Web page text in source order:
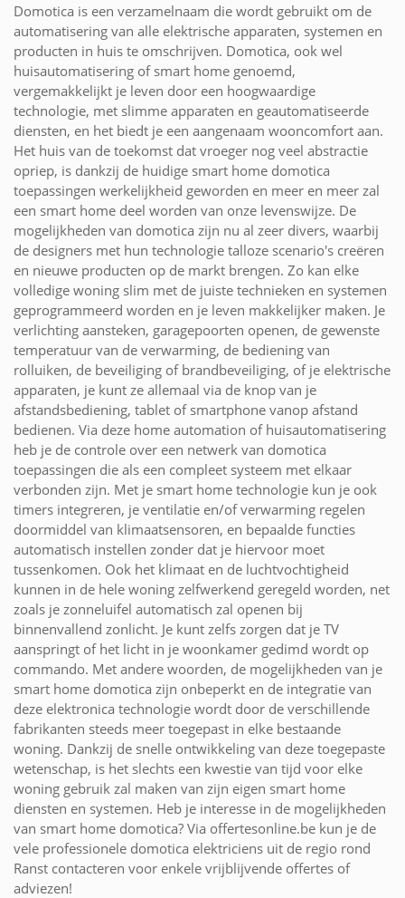
Domotica is een verzamelnaam die wordt gebruikt om de
automatisering van alle elektrische apparaten, systemen en
producten in huis te omschrijven. Domotica, ook wel
huisautomatisering of smart home genoemd,
vergemakkelijkt je leven door een hoogwaardige
technologie, met slimme apparaten en geautomatiseerde
diensten, en het biedt je een aangenaam wooncomfort aan.
Het huis van de toekomst dat vroeger nog veel abstractie
opriep, is dankzij de huidige smart home domotica
toepassingen werkelijkheid geworden en meer en meer zal
een smart home deel worden van onze levenswijze. De
mogelijkheden van domotica zijn nu al zeer divers, waarbij
de designers met hun technologie talloze scenario's creëren
en nieuwe producten op de markt brengen. Zo kan elke
volledige woning slim met de juiste technieken en systemen
geprogrammeerd worden en je leven makkelijker maken. Je
verlichting aansteken, garagepoorten openen, de gewenste
temperatuur van de verwarming, de bediening van
rolluiken, de beveiliging of brandbeveiliging, of je elektrische
apparaten, je kunt ze allemaal via de knop van je
afstandsbediening, tablet of smartphone vanop afstand
bedienen. Via deze home automation of huisautomatisering
heb je de controle over een netwerk van domotica
toepassingen die als een compleet systeem met elkaar
verbonden zijn. Met je smart home technologie kun je ook
timers integreren, je ventilatie en/of verwarming regelen
doormiddel van klimaatsensoren, en bepaalde functies
automatisch instellen zonder dat je hiervoor moet
tussenkomen. Ook het klimaat en de luchtvochtigheid
kunnen in de hele woning zelfwerkend geregeld worden, net
zoals je zonneluifel automatisch zal openen bij
binnenvallend zonlicht. Je kunt zelfs zorgen dat je TV
aanspringt of het licht in je woonkamer gedimd wordt op
commando. Met andere woorden, de mogelijkheden van je
smart home domotica zijn onbeperkt en de integratie van
deze elektronica technologie wordt door de verschillende
fabrikanten steeds meer toegepast in elke bestaande
woning. Dankzij de snelle ontwikkeling van deze toegepaste
wetenschap, is het slechts een kwestie van tijd voor elke
woning gebruik zal maken van zijn eigen smart home
diensten en systemen. Heb je interesse in de mogelijkheden
van smart home domotica? Via offertesonline.be kun je de
vele professionele domotica elektriciens uit de regio rond
Ranst contacteren voor enkele vrijblijvende offertes of
adviezen!